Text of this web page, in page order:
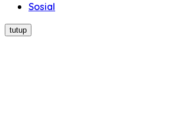
Sosial
tutup